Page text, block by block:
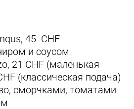
45 CHF
и соусом
21 CHF (маленькая
(классическая подача)
сморчками, томатами